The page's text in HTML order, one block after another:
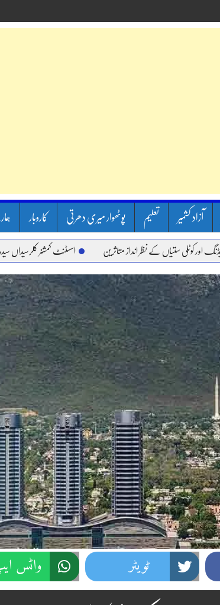
آزاد کشمیر تعلیم پوٹھوار میری دھرتی کاروبار
ستیاں کے نظر انداز متاثرین اسسٹنٹ کمشنر کلرسیداں سیدہ زینب
ٹویٹر واٹس